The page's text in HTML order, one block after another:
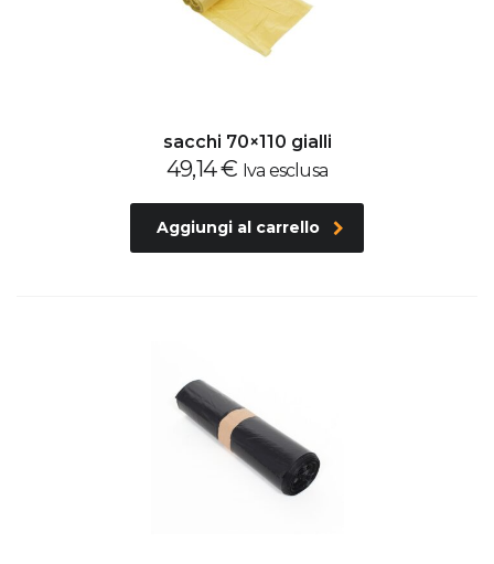
sacchi 70×110 gialli
49,14€ Iva esclusa
Aggiungi al carrello